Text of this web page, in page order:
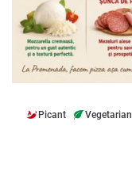
Picant Vegetarian